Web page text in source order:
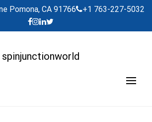
Pomona, CA 91766 +1 763-227-5032
spinjunctionworld